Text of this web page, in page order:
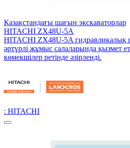
Қазақстандағы шағын экскаваторлар
HITACHI ZX48U-5A
HITACHI ZX48U-5A гидравликалық
әртүрлі жұмыс салаларында қызмет
көмекшілер ретінде әзірленді.
: HITACHI